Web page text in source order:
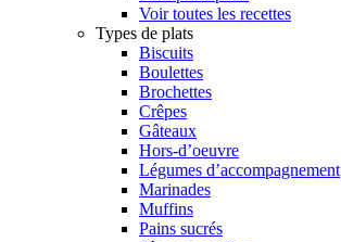
Voir toutes les recettes
Types de plats
Biscuits
Boulettes
Brochettes
Crêpes
Gâteaux
Hors-d’oeuvre
Légumes d’accompagnement
Marinades
Muffins
Pains sucrés